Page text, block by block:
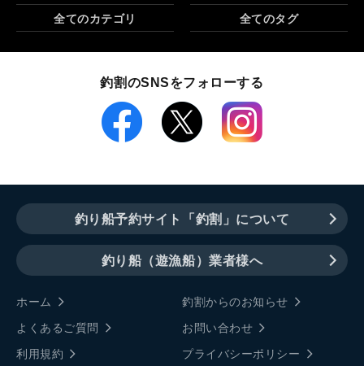
全てのカテゴリ 全てのタグ
釣割のSNSをフォローする
釣り船予約サイト「釣割」について
釣り船（遊漁船）業者様へ
ホーム
釣割からのお知らせ
よくあるご質問
お問い合わせ
利用規約
プライバシーポリシー